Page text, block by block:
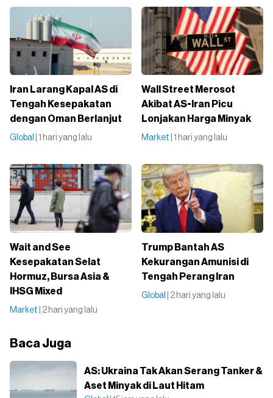
Iran Larang Kapal AS di
Tengah Kesepakatan
dengan Oman Berlanjut
Global | 1 hari yang lalu
Wall Street Merosot
Akibat AS-Iran Picu
Lonjakan Harga Minyak
Market | 1 hari yang lalu
Wait and See
Kesepakatan Selat
Hormuz, Bursa Asia &
IHSG Mixed
Market | 2 hari yang lalu
Trump Bantah AS
Kekurangan Amunisi di
Tengah Perang Iran
Global | 2 hari yang lalu
Baca Juga
AS: Ukraina Tak Akan Serang Tanker &
Aset Minyak di Laut Hitam